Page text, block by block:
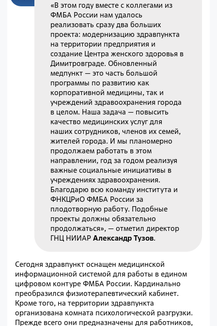
«В этом году вместе с коллегами из
ФМБА России нам удалось
реализовать сразу два больших
проекта: модернизацию здравпункта
на территории предприятия и
создание Центра женского здоровья в
Димитровграде. Обновленный
медпункт — это часть большой
программы по развитию как
корпоративной медицины, так и
учреждений здравоохранения города
в целом. Наша задача — повысить
качество медицинских услуг для
наших сотрудников, членов их семей,
жителей города. И мы планомерно
продолжаем работать в этом
направлении, год за годом реализуя
важные социальные инициативы в
учреждениях здравоохранения.
Благодарю всю команду института и
ФНКЦРиО ФМБА России за
плодотворную работу. Подобные
проекты должны обязательно
продолжаться», — отметил директор
ГНЦ НИИАРАлександр Тузов.
Сегодня здравпункт оснащен медицинской
информационной системой для работы в едином
цифровом контуре ФМБА России. Кардинально
преобразился физиотерапевтический кабинет.
Кроме того, на территории здравпункта
организована комната психологической разгрузки.
Прежде всего они предназначены для работников,